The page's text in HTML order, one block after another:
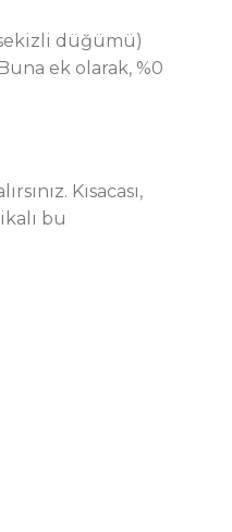
düğümü)
ek olarak, %0
Kısacası,
bu